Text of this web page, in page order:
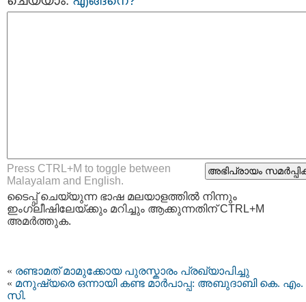
Press CTRL+M to toggle between
Malayalam and English.
ടൈപ്പ്‌ ചെയ്യുന്ന ഭാഷ മലയാളത്തില്‍ നിന്നും
ഇംഗ്ലീഷിലേയ്ക്കും മറിച്ചും ആക്കുന്നതിന് CTRL+M
അമര്‍ത്തുക.
« രണ്ടാമത് മാമുക്കോയ പുരസ്കാരം പ്രഖ്യാപിച്ചു
« മനുഷ്യരെ ഒന്നായി കണ്ട മാര്‍പാപ്പ: അബുദാബി കെ. എം.
സി.